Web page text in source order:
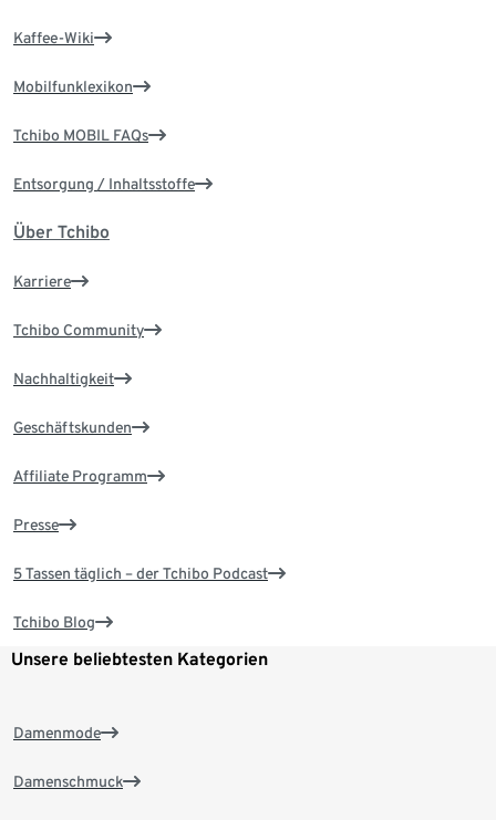
Kaffee-Wiki
Mobilfunklexikon
Tchibo MOBIL FAQs
Entsorgung / Inhaltsstoffe
Über Tchibo
Karriere
Tchibo Community
Nachhaltigkeit
Geschäftskunden
Affiliate Programm
Presse
5 Tassen täglich – der Tchibo Podcast
Tchibo Blog
Unsere beliebtesten Kategorien
Damenmode
Damenschmuck